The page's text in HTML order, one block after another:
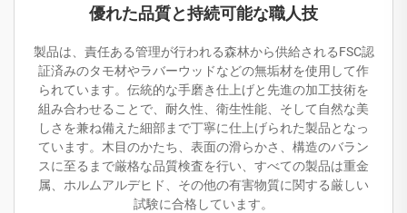
優れた品質と持続可能な職人技
製品は、責任ある管理が行われる森林から供給されるFSC認
証済みのタモ材やラバーウッドなどの無垢材を使用して作
られています。伝統的な手磨き仕上げと先進の加工技術を
組み合わせることで、耐久性、衛生性能、そして自然な美
しさを兼ね備えた細部まで丁寧に仕上げられた製品となっ
ています。木目のかたち、表面の滑らかさ、構造のバラン
スに至るまで厳格な品質検査を行い、すべての製品は重金
属、ホルムアルデヒド、その他の有害物質に関する厳しい
試験に合格しています。